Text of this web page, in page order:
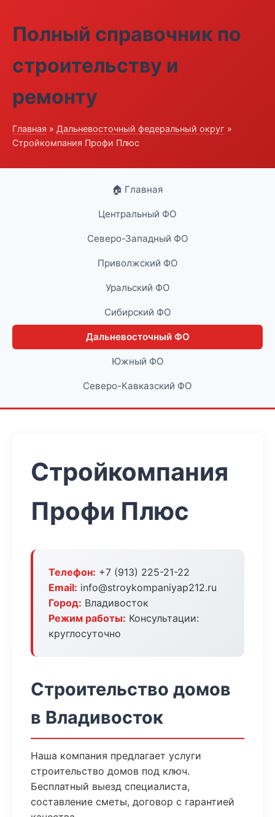
Полный справочник по
строительству и
ремонту
Главная » Дальневосточный федеральный округ »
Стройкомпания Профи Плюс
🏠 Главная
Центральный ФО
Северо-Западный ФО
Приволжский ФО
Уральский ФО
Сибирский ФО
Дальневосточный ФО
Южный ФО
Северо-Кавказский ФО
Стройкомпания
Профи Плюс
Телефон: +7 (913) 225-21-22
Email: info@stroykompaniyap212.ru
Город: Владивосток
Режим работы: Консультации:
круглосуточно
Строительство домов
в Владивосток
Наша компания предлагает услуги
строительство домов под ключ.
Бесплатный выезд специалиста,
составление сметы, договор с гарантией